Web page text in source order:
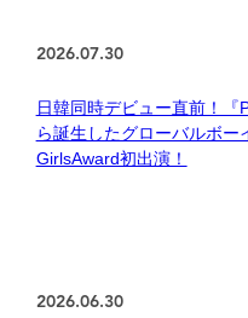
2026.07.30
日韓同時デビュー直前！『
ら誕生したグローバルボー
GirlsAward初出演！
2026.06.30